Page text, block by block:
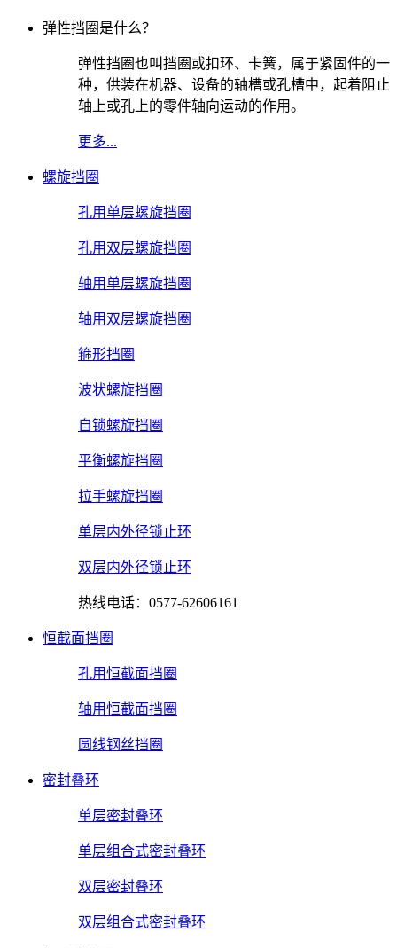
弹性挡圈是什么？
弹性挡圈也叫挡圈或扣环、卡簧，属于紧固件的一
种，供装在机器、设备的轴槽或孔槽中，起着阻止
轴上或孔上的零件轴向运动的作用。
更多...
螺旋挡圈
孔用单层螺旋挡圈
孔用双层螺旋挡圈
轴用单层螺旋挡圈
轴用双层螺旋挡圈
箍形挡圈
波状螺旋挡圈
自锁螺旋挡圈
平衡螺旋挡圈
拉手螺旋挡圈
单层内外径锁止环
双层内外径锁止环
热线电话：0577-62606161
恒截面挡圈
孔用恒截面挡圈
轴用恒截面挡圈
圆线钢丝挡圈
密封叠环
单层密封叠环
单层组合式密封叠环
双层密封叠环
双层组合式密封叠环